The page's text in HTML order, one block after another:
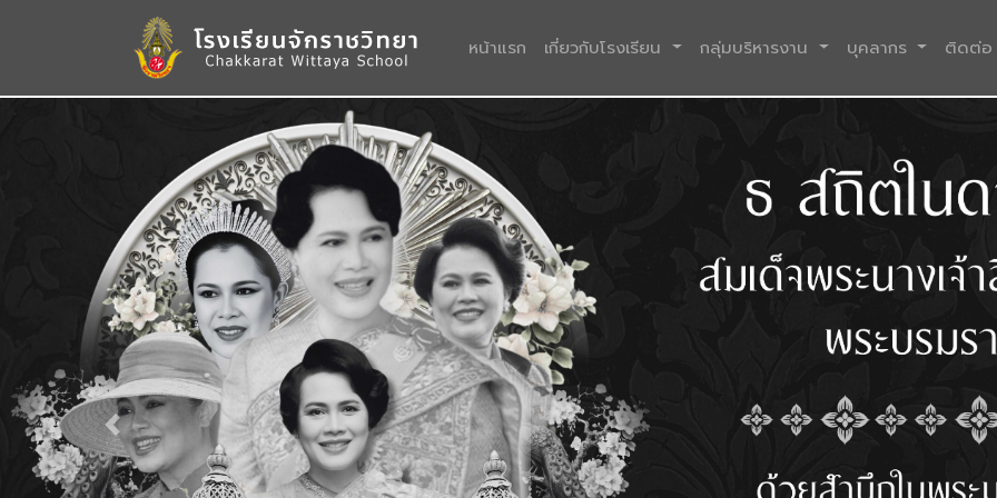
หน้าแรก (current)
เกี่ยวกับโรงเรียน กลุ่มบริหารงาน บุคลากร ติดต่อ
Previous